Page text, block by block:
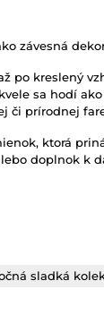
závesná
po kreslený
sa hodí
či prírodnej
ktorá
doplnok k
sladká